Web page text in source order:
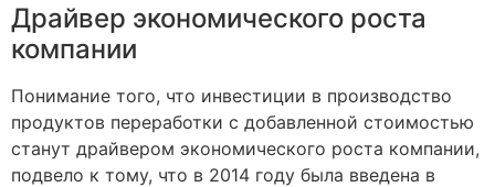
Драйвер экономического роста
компании
Понимание того, что инвестиции в производство
продуктов переработки с добавленной стоимостью
станут драйвером экономического роста компании,
подвело к тому, что в 2014 году была введена в